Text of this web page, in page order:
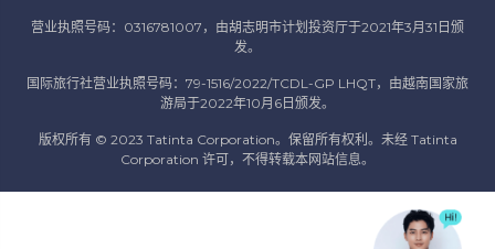
营业执照号码：0316781007，由胡志明市计划投资厅于2021年3月31日颁
发。
国际旅行社营业执照号码：79-1516/2022/TCDL-GP LHQT，由越南国家旅
游局于2022年10月6日颁发。
版权所有 © 2023 Tatinta Corporation。保留所有权利。未经 Tatinta
Corporation 许可，不得转载本网站信息。